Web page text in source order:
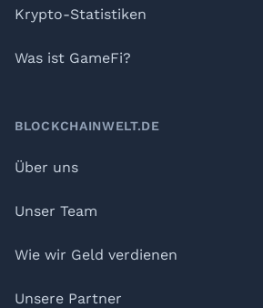
Krypto-Statistiken
Was ist GameFi?
BLOCKCHAINWELT.DE
Über uns
Unser Team
Wie wir Geld verdienen
Unsere Partner